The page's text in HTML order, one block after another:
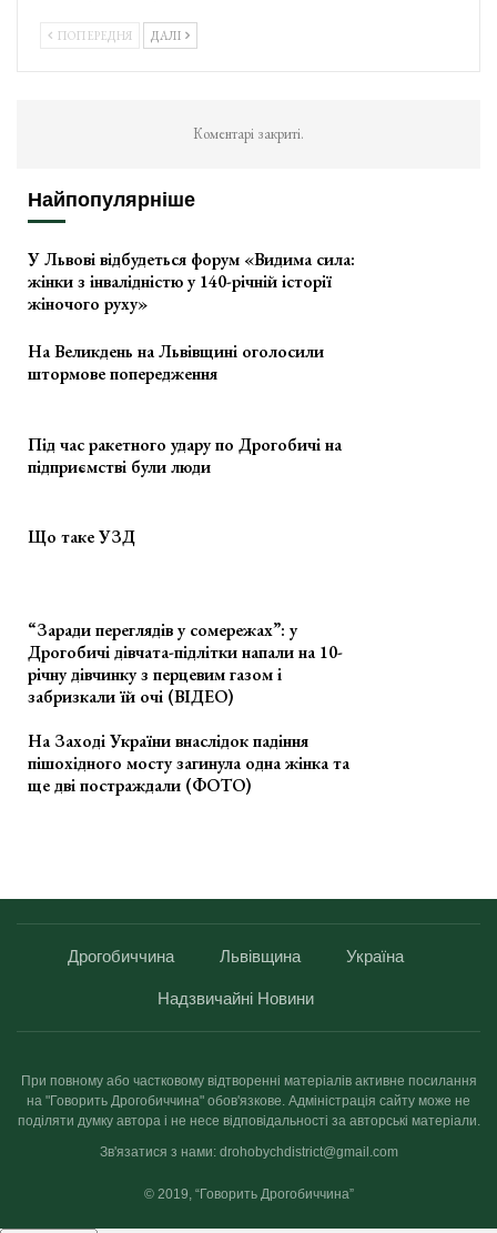
ПОПЕРЕДНЯ ДАЛІ
Коментарі закриті.
Найпопулярніше
У Львові відбудеться форум «Видима сила:
жінки з інвалідністю у 140-річній історії
жіночого руху»
На Великдень на Львівщині оголосили
штормове попередження
Під час ракетного удару по Дрогобичі на
підприємстві були люди
Що таке УЗД
“Заради переглядів у сомережах”: у
Дрогобичі дівчата-підлітки напали на 10-
річну дівчинку з перцевим газом і
забризкали їй очі (ВІДЕО)
На Заході України внаслідок падіння
пішохідного мосту загинула одна жінка та
ще дві постраждали (ФОТО)
Дрогобиччина Львівщина Україна
Надзвичайні Новини
При повному або частковому відтворенні матеріалів активне посилання
на "Говорить Дрогобиччина" обов'язкове. Адміністрація сайту може не
поділяти думку автора і не несе відповідальності за авторські матеріали.
Зв'язатися з нами: drohobychdistrict@gmail.com
© 2019, “Говорить Дрогобиччина”